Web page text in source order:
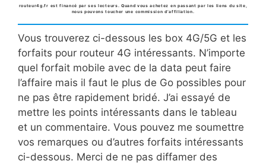
routeur4g.fr est financé par ses lecteurs. Quand vous achetez en passant par les liens du site,
nous pouvons toucher une commission d’affiliation.
Vous trouverez ci-dessous les box 4G/5G et les
forfaits pour routeur 4G intéressants. N’importe
quel forfait mobile avec de la data peut faire
l’affaire mais il faut le plus de Go possibles pour
ne pas être rapidement bridé. J’ai essayé de
mettre les points intéressants dans le tableau
et un commentaire. Vous pouvez me soumettre
vos remarques ou d’autres forfaits intéressants
ci-dessous. Merci de ne pas diffamer des